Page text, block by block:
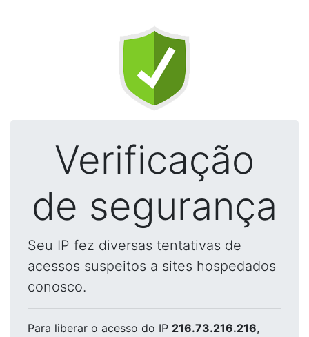
Verificação
de segurança
Seu IP fez diversas tentativas de
acessos suspeitos a sites hospedados
conosco.
Para liberar o acesso do IP 216.73.216.216,